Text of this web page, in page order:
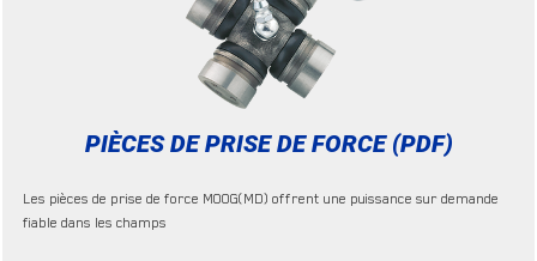
PIÈCES DE PRISE DE FORCE (PDF)
Les pièces de prise de force MOOG(MD) offrent une puissance sur demande
fiable dans les champs